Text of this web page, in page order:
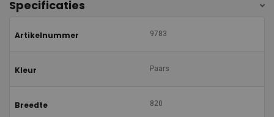
Specificaties
Artikelnummer 9783
Kleur Paars
Breedte 820